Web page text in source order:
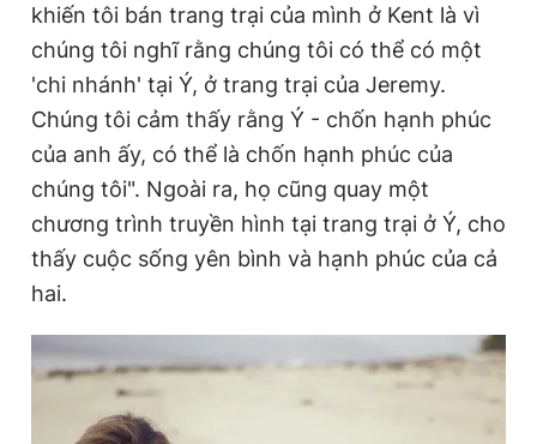
khiến tôi bán trang trại của mình ở Kent là vì
chúng tôi nghĩ rằng chúng tôi có thể có một
'chi nhánh' tại Ý, ở trang trại của Jeremy.
Chúng tôi cảm thấy rằng Ý - chốn hạnh phúc
của anh ấy, có thể là chốn hạnh phúc của
chúng tôi". Ngoài ra, họ cũng quay một
chương trình truyền hình tại trang trại ở Ý, cho
thấy cuộc sống yên bình và hạnh phúc của cả
hai.